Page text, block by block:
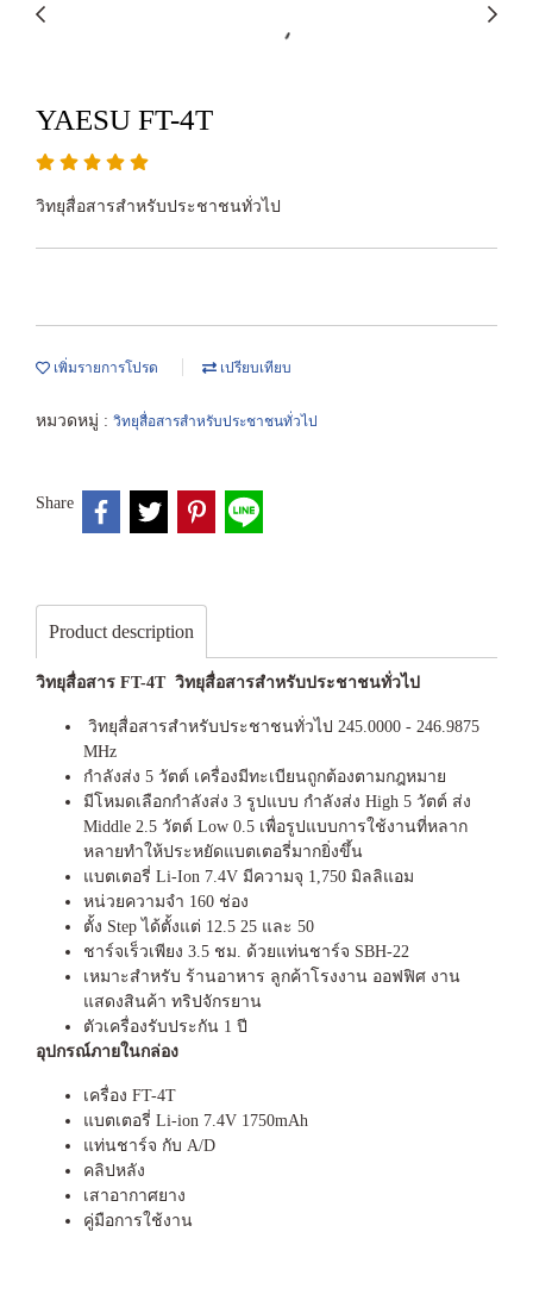
YAESU FT-4T
วิทยุสื่อสารสำหรับประชาชนทั่วไป
เพิ่มรายการโปรด เปรียบเทียบ
หมวดหมู่ : วิทยุสื่อสารสำหรับประชาชนทั่วไป
Share
Product description
วิทยุสื่อสาร FT-4T วิทยุสื่อสารสำหรับประชาชนทั่วไป
วิทยุสื่อสารสำหรับประชาชนทั่วไป 245.0000 - 246.9875
MHz
กำลังส่ง 5 วัตต์ เครื่องมีทะเบียนถูกต้องตามกฎหมาย
มีโหมดเลือกกำลังส่ง 3 รูปแบบ กำลังส่ง High 5 วัตต์ ส่ง
Middle 2.5 วัตต์ Low 0.5 เพื่อรูปแบบการใช้งานที่หลาก
หลายทำให้ประหยัดแบตเตอรี่มากยิ่งขึ้น
แบตเตอรี่ Li-Ion 7.4V มีความจุ 1,750 มิลลิแอม
หน่วยความจำ 160 ช่อง
ตั้ง Step ได้ตั้งแต่ 12.5 25 และ 50
ชาร์จเร็วเพียง 3.5 ชม. ด้วยแท่นชาร์จ SBH-22
เหมาะสำหรับ ร้านอาหาร ลูกค้าโรงงาน ออฟฟิศ งาน
แสดงสินค้า ทริปจักรยาน
ตัวเครื่องรับประกัน 1 ปี
อุปกรณ์ภายในกล่อง
เครื่อง FT-4T
แบตเตอรี่ Li-ion 7.4V 1750mAh
แท่นชาร์จ กับ A/D
คลิปหลัง
เสาอากาศยาง
คู่มือการใช้งาน